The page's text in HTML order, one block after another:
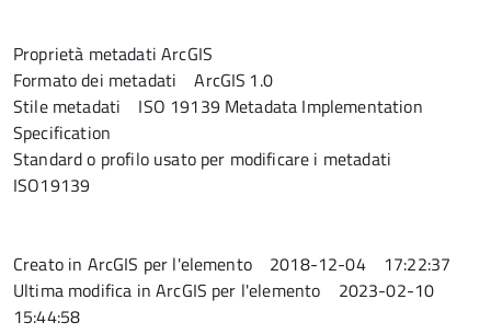
Proprietà metadati ArcGIS
Formato dei metadati ArcGIS 1.0
Stile metadati ISO 19139 Metadata Implementation
Specification
Standard o profilo usato per modificare i metadati
ISO19139
Creato in ArcGIS per l'elemento2018-12-04 17:22:37
Ultima modifica in ArcGIS per l'elemento 2023-02-10
15:44:58